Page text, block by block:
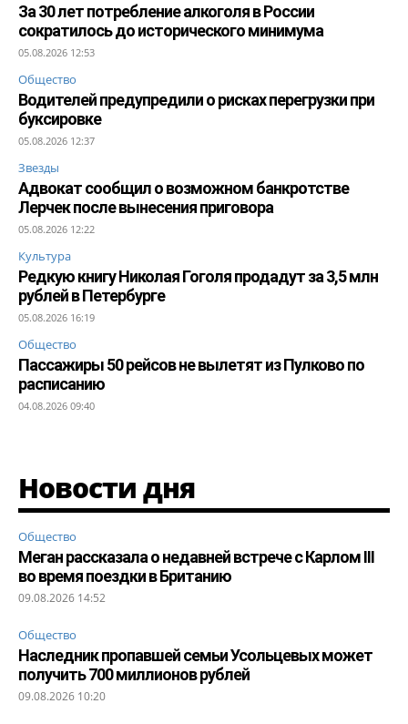
За 30 лет потребление алкоголя в России
сократилось до исторического минимума
05.08.2026 12:53
Общество
Водителей предупредили о рисках перегрузки при
буксировке
05.08.2026 12:37
Звезды
Адвокат сообщил о возможном банкротстве
Лерчек после вынесения приговора
05.08.2026 12:22
Культура
Редкую книгу Николая Гоголя продадут за 3,5 млн
рублей в Петербурге
05.08.2026 16:19
Общество
Пассажиры 50 рейсов не вылетят из Пулково по
расписанию
04.08.2026 09:40
Новости дня
Общество
Меган рассказала о недавней встрече с Карлом III
во время поездки в Британию
09.08.2026 14:52
Общество
Наследник пропавшей семьи Усольцевых может
получить 700 миллионов рублей
09.08.2026 10:20